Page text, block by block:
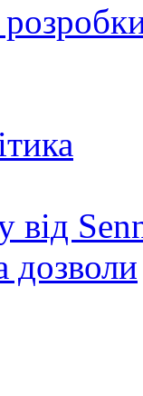
від
дозволи